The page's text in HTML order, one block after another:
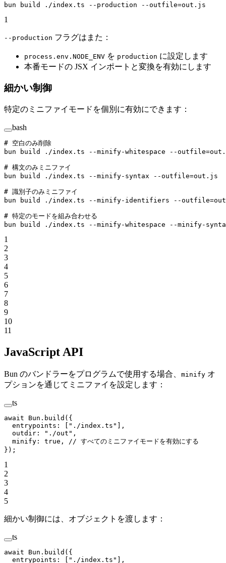
bun build ./index.ts --production --outfile=out.js
1
--production フラグはまた：
process.env.NODE_ENV を production に設定します
本番モードの JSX インポートと変換を有効にします
細かい制御
特定のミニファイモードを個別に有効にできます：
bash
# 空白のみ削除
bun build ./index.ts --minify-whitespace --
# 構文のみミニファイ
bun build ./index.ts --minify-syntax --outfile=out.js
# 識別子のみミニファイ
bun build ./index.ts --minify-identifiers --
# 特定のモードを組み合わせる
bun build ./index.ts --minify-whitespace --minify-
1
2
3
4
5
6
7
8
9
10
11
JavaScript API
Bun のバンドラーをプログラムで使用する場合、 minify オ
プションを通じてミニファイを設定します：
ts
await Bun. build ({
  entrypoints: [
"./index.ts"
],
  outdir:
"./out" ,
  minify:
true ,
// すべてのミニファイモードを有効にする
});
1
2
3
4
5
細かい制御には、オブジェクトを渡します：
ts
await Bun. build ({
  entrypoints: [
"./index.ts" ],